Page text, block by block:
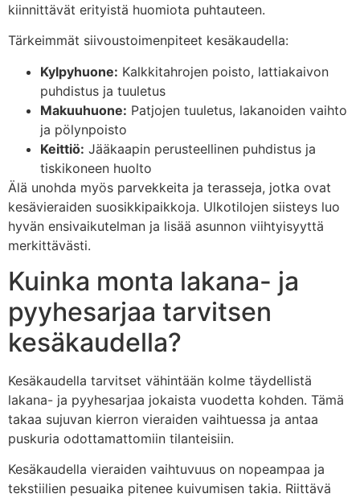
kiinnittävät erityistä huomiota puhtauteen.
Tärkeimmät siivoustoimenpiteet kesäkaudella:
Kylpyhuone: Kalkkitahrojen poisto, lattiakaivon
puhdistus ja tuuletus
Makuuhuone: Patjojen tuuletus, lakanoiden vaihto
ja pölynpoisto
Keittiö: Jääkaapin perusteellinen puhdistus ja
tiskikoneen huolto
Älä unohda myös parvekkeita ja terasseja, jotka ovat
kesävieraiden suosikkipaikkoja. Ulkotilojen siisteys luo
hyvän ensivaikutelman ja lisää asunnon viihtyisyyttä
merkittävästi.
Kuinka monta lakana- ja
pyyhesarjaa tarvitsen
kesäkaudella?
Kesäkaudella tarvitset vähintään kolme täydellistä
lakana- ja pyyhesarjaa jokaista vuodetta kohden. Tämä
takaa sujuvan kierron vieraiden vaihtuessa ja antaa
puskuria odottamattomiin tilanteisiin.
Kesäkaudella vieraiden vaihtuvuus on nopeampaa ja
tekstiilien pesuaika pitenee kuivumisen takia. Riittävä